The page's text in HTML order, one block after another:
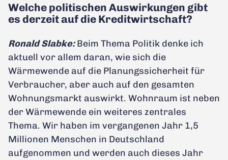
Welche politischen Auswirkungen gibt
es derzeit auf die Kreditwirtschaft?
Ronald Slabke:Beim Thema Politik denke ich
aktuell vor allem daran, wie sich die
Wärmewende auf die Planungssicherheit für
Verbraucher, aber auch auf den gesamten
Wohnungsmarkt auswirkt. Wohnraum ist neben
der Wärmewende ein weiteres zentrales
Thema. Wir haben im vergangenen Jahr 1,5
Millionen Menschen in Deutschland
aufgenommen und werden auch dieses Jahr